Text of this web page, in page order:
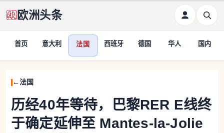
欧洲头条
首页 意大利 法国 西班牙 德国 华人 国内
法国
历经40年等待，巴黎RER E线终
于确定延伸至 Mantes-la-Jolie